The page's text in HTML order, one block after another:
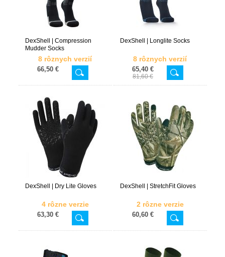
DexShell | Compression
Mudder Socks
8 rôznych verzií
66,50 €
DexShell | Longlite Socks
8 rôznych verzií
65,40 €
81,60 €
DexShell | Dry Lite Gloves
4 rôzne verzie
63,30 €
DexShell | StretchFit Gloves
2 rôzne verzie
60,60 €